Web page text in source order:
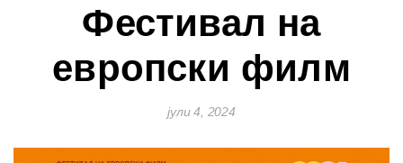
Фестивал на
европски филм
јули 4, 2024